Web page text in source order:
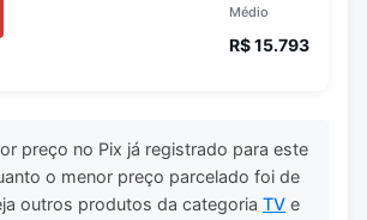
Médio
R$ 15.793
preço no Pix já registrado para este
o menor preço parcelado foi de
outros produtos da categoria TV e